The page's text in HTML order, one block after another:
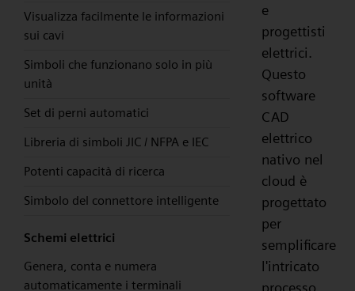
Visualizza facilmente le informazioni
sui cavi
Simboli che funzionano solo in più
unità
Set di perni automatici
Libreria di simboli JIC / NFPA e IEC
Potenti capacità di ricerca
Simbolo del connettore intelligente
Schemi elettrici
Genera, conta e numera
automaticamente i terminali
e
progettisti
elettrici.
Questo
software
CAD
elettrico
nativo nel
cloud è
progettato
per
semplificare
l'intricato
processo